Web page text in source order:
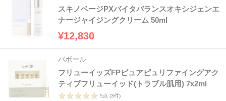
スキノベージPXバイタバランスオキシジェンエ
ナージャイジングクリーム 50ml
¥12,830
バボール
フリューイッズFPピュアピュリファイングアク
ティブフリューイッド(トラブル肌用) 7x2ml
5点 (3件)